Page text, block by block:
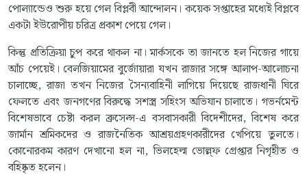
পোল্যান্ডেও শুরু হয়ে গেল বিপ্লবী আন্দোলন। কয়েক সপ্তাহের মধ্যেই বিপ্লবে
একটা ইউরোপীয় চরিত্র প্রকাশ পেয়ে গেল।
কিন্তু প্রতিক্রিয়া চুপ করে থাকল না। মার্কসকে তা জানতে হল নিজের গায়ে
আঁচ পেয়েই। বেলজিয়ামের বুর্জোয়ারা যখন রাজার সঙ্গে আলাপ-আলোচনা
চালাচ্ছে, রাজা তখন নিজের সৈন্যবাহিনী লাগিয়ে দিয়েছে রাজধানী ঘিরে
ফেলতে এবং জনগণের বিরুদ্ধে সশস্ত্র সহিংস অভিযান চালাতে। গভর্নমেন্ট
বিশেষভাবে চেষ্টা করল ব্রুসেল্স-এ বসবাসকারী বিদেশীদের, বিশেষ করে
জার্মান শ্রমিকদের ও রাজনৈতিক আশ্রয়গ্রহণকারীদের খেপিয়ে তুলতে।
কোনোরকম কারণ দেখানো হল না, ভিলহেল্ম ভোল্ল্ফ গ্রেপ্তার নিগৃহীত ও
বহিষ্কৃত হলেন।